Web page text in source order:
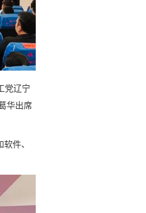
党辽宁
华出席
件、